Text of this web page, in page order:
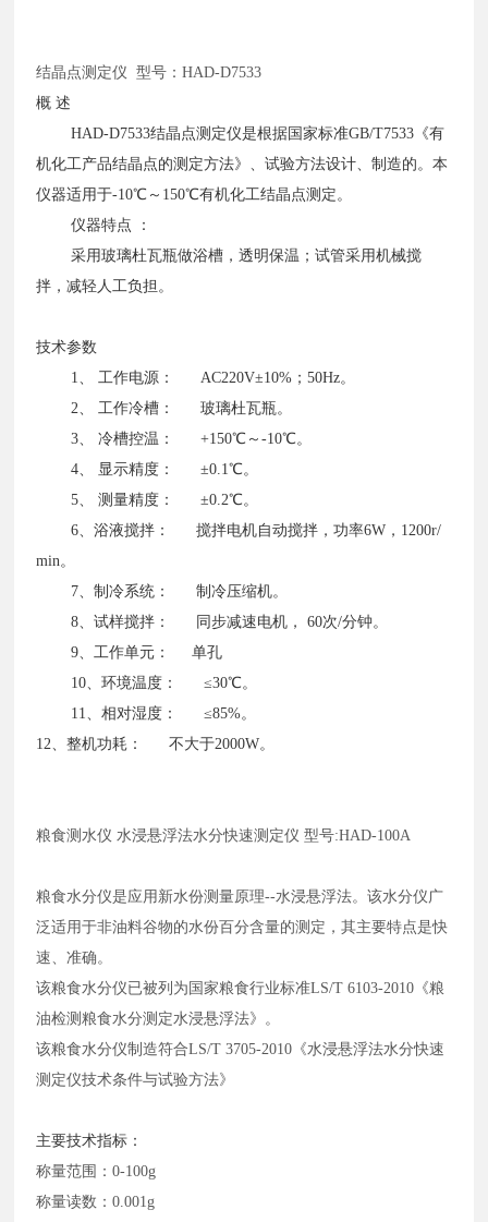
结晶点测定仪 型号：HAD-D7533
概 述
HAD-D7533结晶点测定仪是根据国家标准GB/T7533《有
机化工产品结晶点的测定方法》、试验方法设计、制造的。本
仪器适用于-10℃～150℃有机化工结晶点测定。
仪器特点 ：
采用玻璃杜瓦瓶做浴槽，透明保温；试管采用机械搅
拌，减轻人工负担。
技术参数
1、 工作电源： AC220V±10%；50Hz。
2、 工作冷槽： 玻璃杜瓦瓶。
3、 冷槽控温： +150℃～-10℃。
4、 显示精度： ±0.1℃。
5、 测量精度： ±0.2℃。
6、浴液搅拌： 搅拌电机自动搅拌，功率6W，1200r/
min。
7、制冷系统： 制冷压缩机。
8、试样搅拌： 同步减速电机， 60次/分钟。
9、工作单元： 单孔
10、环境温度： ≤30℃。
11、相对湿度： ≤85%。
12、整机功耗： 不大于2000W。
粮食测水仪 水浸悬浮法水分快速测定仪 型号:HAD-100A
粮食水分仪是应用新水份测量原理--水浸悬浮法。该水分仪广
泛适用于非油料谷物的水份百分含量的测定，其主要特点是快
速、准确。
该粮食水分仪已被列为国家粮食行业标准LS/T 6103-2010《粮
油检测粮食水分测定水浸悬浮法》。
该粮食水分仪制造符合LS/T 3705-2010《水浸悬浮法水分快速
测定仪技术条件与试验方法》
主要技术指标：
称量范围：0-100g
称量读数：0.001g